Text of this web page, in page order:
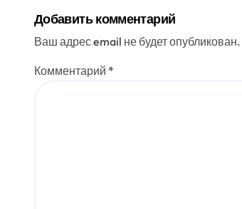
с
я
м
Добавить комментарий
Ваш адрес email не будет опубликован.
Комментарий *